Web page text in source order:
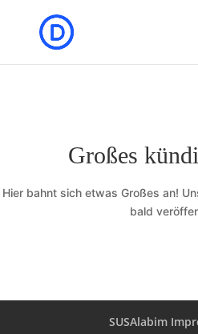
Großes
Hier bahnt sich etwas Großes an!
bald
SUSAlabim